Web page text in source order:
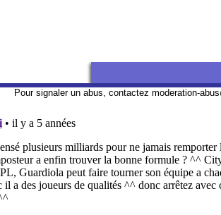
Pour signaler un abus, contactez moderation-